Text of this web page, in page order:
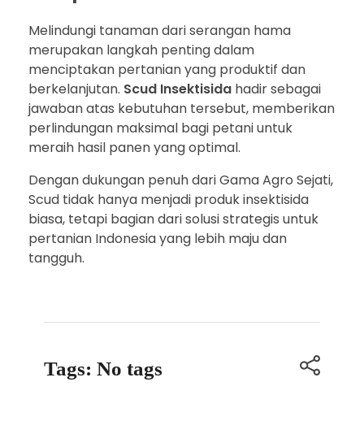
Melindungi tanaman dari serangan hama
merupakan langkah penting dalam
menciptakan pertanian yang produktif dan
berkelanjutan. Scud Insektisida hadir sebagai
jawaban atas kebutuhan tersebut, memberikan
perlindungan maksimal bagi petani untuk
meraih hasil panen yang optimal.
Dengan dukungan penuh dari Gama Agro Sejati,
Scud tidak hanya menjadi produk insektisida
biasa, tetapi bagian dari solusi strategis untuk
pertanian Indonesia yang lebih maju dan
tangguh.
Tags: No tags